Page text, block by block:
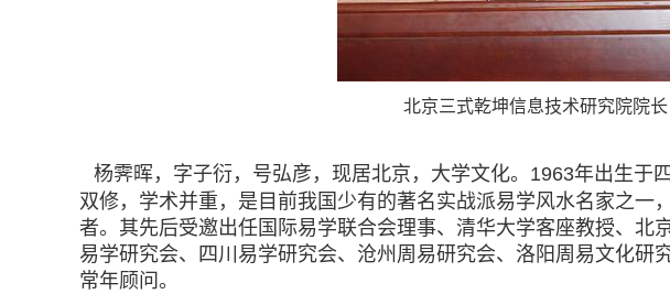
北京三式乾坤信息技术研究院院
杨霁晖，字子衍，号弘彦，现居北京，大学文化。1963年出生于
双修，学术并重，是目前我国少有的著名实战派易学风水名家之一
者。其先后受邀出任国际易学联合会理事、清华大学客座教授、北
易学研究会、四川易学研究会、沧州周易研究会、洛阳周易文化研
常年顾问。